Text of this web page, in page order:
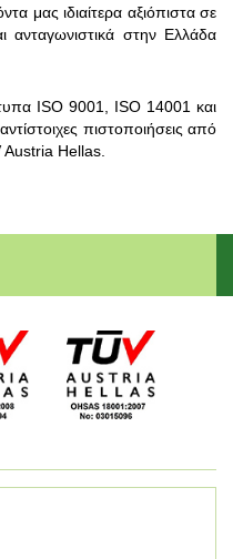
μας ιδιαίτερα αξιόπιστα σε
ανταγωνιστικά στην Ελλάδα
ISO 9001, ISO 14001 και
πιστοποιήσεις από
Austria Hellas.